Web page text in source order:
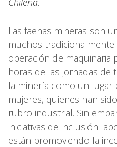
Las faenas mineras son
muchos
operación de maquinaria
horas de las jornadas de
la minería como un lugar
mujeres, quienes han
rubro industrial. Sin
iniciativas de inclusión
están promoviendo la